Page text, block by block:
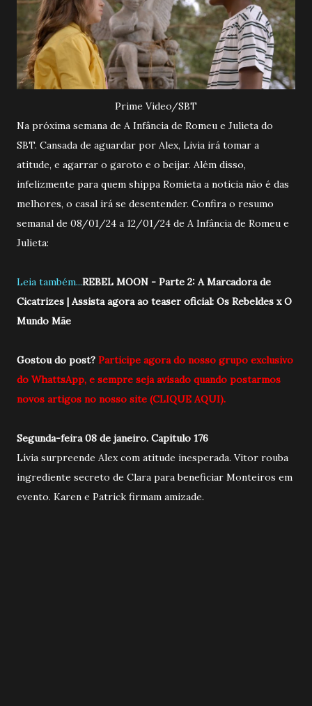
Prime Video/SBT
Na próxima semana de A Infância de Romeu e Julieta do
SBT. Cansada de aguardar por Alex, Livia irá tomar a
atitude, e agarrar o garoto e o beijar. Além disso,
infelizmente para quem shippa Romieta a noticia não é das
melhores, o casal irá se desentender. Confira o resumo
semanal de 08/01/24 a 12/01/24 de A Infância de Romeu e
Julieta:
Leia também...REBEL MOON - Parte 2: A Marcadora de
Cicatrizes | Assista agora ao teaser oficial: Os Rebeldes x O
Mundo Mãe
Gostou do post? Participe agora do nosso grupo exclusivo
do WhattsApp, e sempre seja avisado quando postarmos
novos artigos no nosso site (CLIQUE AQUI).
Segunda-feira 08 de janeiro. Capitulo 176
Lívia surpreende Alex com atitude inesperada. Vitor rouba
ingrediente secreto de Clara para beneficiar Monteiros em
evento. Karen e Patrick firmam amizade.